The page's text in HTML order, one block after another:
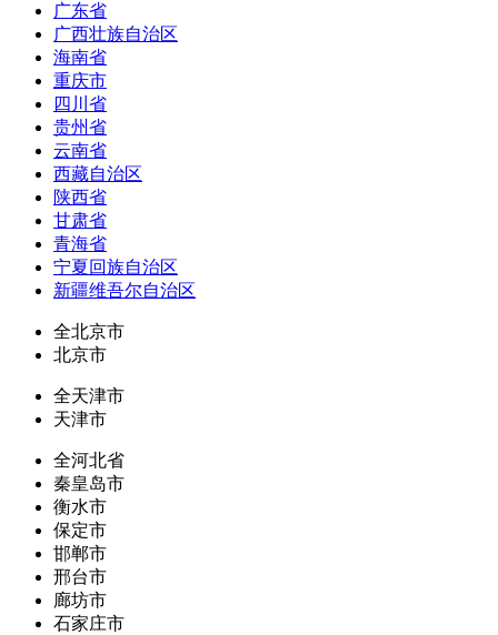
广东省
广西壮族自治区
海南省
重庆市
四川省
贵州省
云南省
西藏自治区
陕西省
甘肃省
青海省
宁夏回族自治区
新疆维吾尔自治区
全北京市
北京市
全天津市
天津市
全河北省
秦皇岛市
衡水市
保定市
邯郸市
邢台市
廊坊市
石家庄市